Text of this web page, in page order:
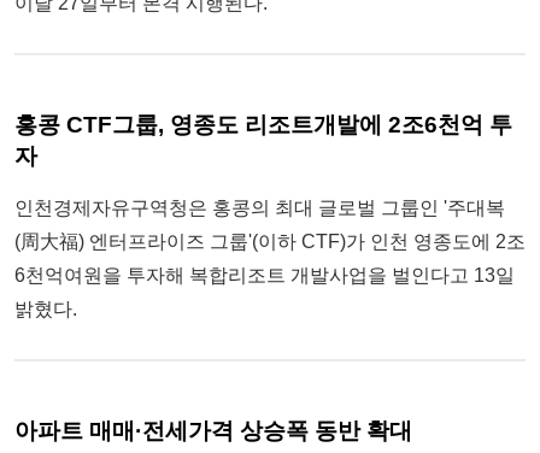
홍콩 CTF그룹, 영종도 리조트개발에 2조6천억 투
자
인천경제자유구역청은 홍콩의 최대 글로벌 그룹인 '주대복
(周大福) 엔터프라이즈 그룹'(이하 CTF)가 인천 영종도에 2조
6천억여원을 투자해 복합리조트 개발사업을 벌인다고 13일
밝혔다.
아파트 매매·전세가격 상승폭 동반 확대